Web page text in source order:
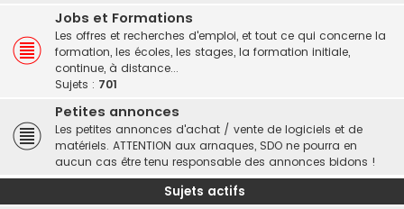
Jobs et Formations
Les offres et recherches d'emploi, et tout ce qui concerne la
formation, les écoles, les stages, la formation initiale,
continue, à distance...
Sujets : 701
Petites annonces
Les petites annonces d'achat / vente de logiciels et de
matériels. ATTENTION aux arnaques, SDO ne pourra en
aucun cas être tenu responsable des annonces bidons !
Sujets actifs